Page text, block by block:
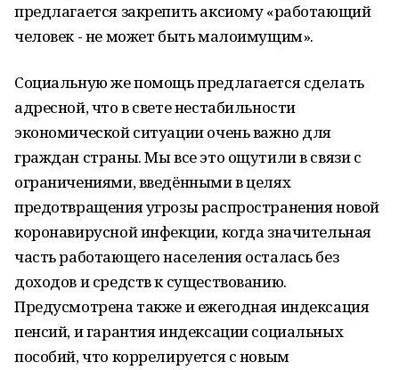
предлагается закрепить аксиому «работающий
человек - не может быть малоимущим».
Социальную же помощь предлагается сделать
адресной, что в свете нестабильности
экономической ситуации очень важно для
граждан страны. Мы все это ощутили в связи с
ограничениями, введёнными в целях
предотвращения угрозы распространения новой
коронавирусной инфекции, когда значительная
часть работающего населения осталась без
доходов и средств к существованию.
Предусмотрена также и ежегодная индексация
пенсий, и гарантия индексации социальных
пособий, что коррелируется с новым